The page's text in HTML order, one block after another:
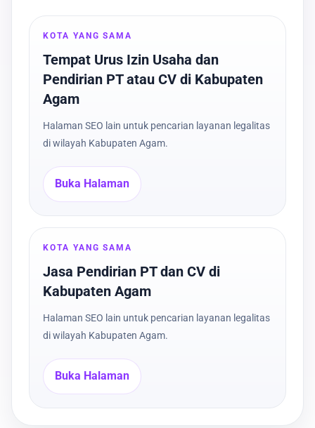
KOTA YANG SAMA
Tempat Urus Izin Usaha dan
Pendirian PT atau CV di Kabupaten
Agam
Halaman SEO lain untuk pencarian layanan legalitas
di wilayah Kabupaten Agam.
Buka Halaman
KOTA YANG SAMA
Jasa Pendirian PT dan CV di
Kabupaten Agam
Halaman SEO lain untuk pencarian layanan legalitas
di wilayah Kabupaten Agam.
Buka Halaman